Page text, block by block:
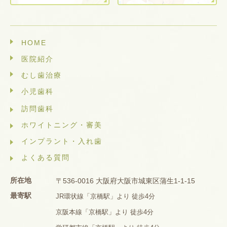
HOME
医院紹介
むし歯治療
小児歯科
訪問歯科
ホワイトニング・審美
インプラント・入れ歯
よくある質問
所在地
〒536-0016 大阪府大阪市城東区蒲生1-1-15
最寄駅
JR環状線「京橋駅」より 徒歩4分
京阪本線「京橋駅」より 徒歩4分